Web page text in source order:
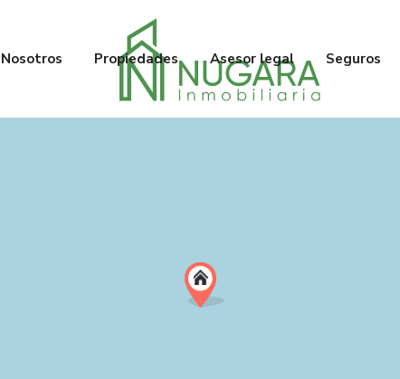
Nosotros Propiedades Asesor legal Seguros